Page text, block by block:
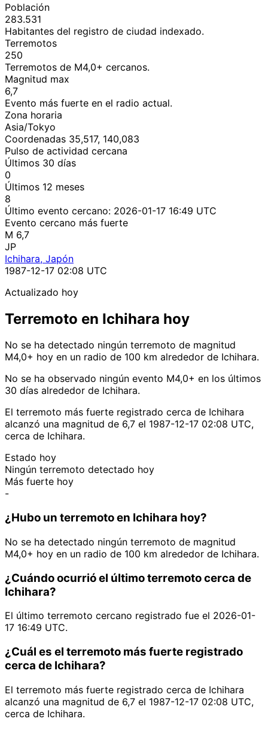
Población
283.531
Habitantes del registro de ciudad indexado.
Terremotos
250
Terremotos de M4,0+ cercanos.
Magnitud max
6,7
Evento más fuerte en el radio actual.
Zona horaria
Asia/Tokyo
Coordenadas 35,517, 140,083
Pulso de actividad cercana
Últimos 30 días
0
Últimos 12 meses
8
Último evento cercano: 2026-01-17 16:49 UTC
Evento cercano más fuerte
M 6,7
JP
Ichihara, Japón
1987-12-17 02:08 UTC
Actualizado hoy
Terremoto en Ichihara hoy
No se ha detectado ningún terremoto de magnitud
M4,0+ hoy en un radio de 100 km alrededor de Ichihara.
No se ha observado ningún evento M4,0+ en los últimos
30 días alrededor de Ichihara.
El terremoto más fuerte registrado cerca de Ichihara
alcanzó una magnitud de 6,7 el 1987-12-17 02:08 UTC,
cerca de Ichihara.
Estado hoy
Ningún terremoto detectado hoy
Más fuerte hoy
-
¿Hubo un terremoto en Ichihara hoy?
No se ha detectado ningún terremoto de magnitud
M4,0+ hoy en un radio de 100 km alrededor de Ichihara.
¿Cuándo ocurrió el último terremoto cerca de
Ichihara?
El último terremoto cercano registrado fue el 2026-01-
17 16:49 UTC.
¿Cuál es el terremoto más fuerte registrado
cerca de Ichihara?
El terremoto más fuerte registrado cerca de Ichihara
alcanzó una magnitud de 6,7 el 1987-12-17 02:08 UTC,
cerca de Ichihara.